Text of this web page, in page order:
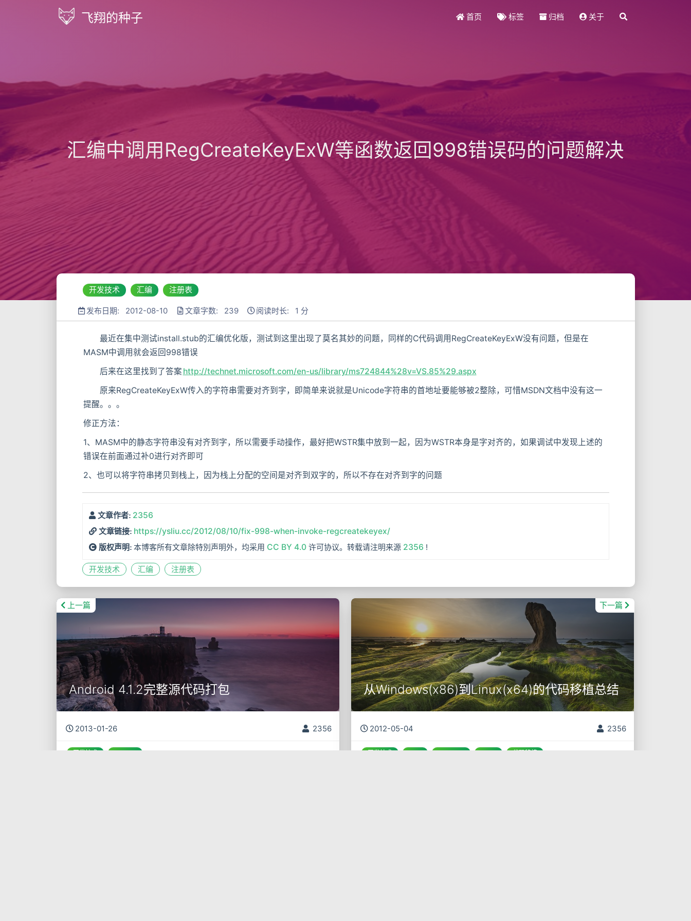
飞翔的种子 首页 标签 归档 关于
汇编中调用RegCreateKeyExW等函数返回998错误码的问题解决
开发技术 汇编 注册表
发布日期: 2012-08-10 文章字数: 239 阅读时长: 1 分
最近在集中测试install.stub的汇编优化版，测试到这里出现了莫名其妙的问题，同样的C代码调用RegCreateKeyExW没有问题，但是在
MASM中调用就会返回998错误
后来在这里找到了答案 http://technet.microsoft.com/en-us/library/ms724844%28v=VS.85%29.aspx
原来RegCreateKeyExW传入的字符串需要对齐到字，即简单来说就是Unicode字符串的首地址要能够被2整除，可惜MSDN文档中没有这一
提醒。。。
修正方法：
1、MASM中的静态字符串没有对齐到字，所以需要手动操作，最好把WSTR集中放到一起，因为WSTR本身是字对齐的，如果调试中发现上述的
错误在前面通过补0进行对齐即可
2、也可以将字符串拷贝到栈上，因为栈上分配的空间是对齐到双字的，所以不存在对齐到字的问题
文章作者: 2356
文章链接: https://ysliu.cc/2012/08/10/fix-998-when-invoke-regcreatekeyex/
版权声明: 本博客所有文章除特別声明外，均采用 CC BY 4.0许可协议。转载请注明来源 2356 !
开发技术 汇编 注册表
上一篇
Android 4.1.2完整源代码打包
2013-01-26 2356
开发技术 Android
下一篇
从Windows(x86)到Linux(x64)的代码移植总结
2012-05-04 2356
开发技术 C++ Windows Linux 代码移植